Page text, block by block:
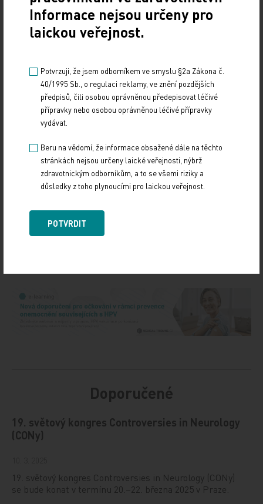
Díky očkování klesá užívání antibiotik, čímž se
Zdroj: Česká vakcinologická společnost
J.E.Purkyně
Zdroj: ČTK
Z REGIONŮ
Doporučené
19. světový kongres Controversies in Neurology
(CONy)
19. světový kongres Controversies in Neurology (CONy)
se bude konat v termínu 20.–22. března 2025 v Praze.
Informace nejsou určeny pro
laickou veřejnost.
Potvrzuji, že jsem odborníkem ve smyslu §2a Zákona č.
40/1995 Sb., o regulaci reklamy, ve znění pozdějších
předpisů, čili osobou oprávněnou předepisovat léčivé
přípravky nebo osobou oprávněnou léčivé přípravky
vydávat.
Beru na vědomí, že informace obsažené dále na těchto
stránkách nejsou určeny laické veřejnosti, nýbrž
zdravotnickým odborníkům, a to se všemi riziky a
důsledky z toho plynoucími pro laickou veřejnost.
POTVRDIT